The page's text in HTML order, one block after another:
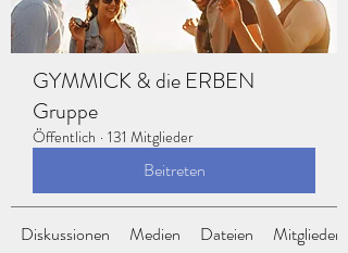
GYMMICK & die ERBEN
Gruppe
Öffentlich · 131 Mitglieder
Beitreten
Diskussionen Medien Dateien Mitglieder